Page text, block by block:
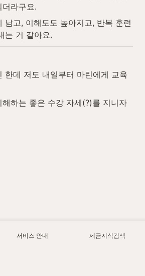
라구요.
남고, 이해도도 높아지고, 반복 훈련
는 거 같아요.
한데 저도 내일부터 마린에게 교육
하는 좋은 수강 자세(?)를 지니자
서비스 안내 세금지식검색